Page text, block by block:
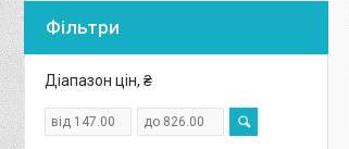
Фільтри
Діапазон цін, ₴